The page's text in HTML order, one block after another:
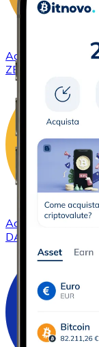
Acquistare ZCash
ZEC
AcquistareDAI
DAI